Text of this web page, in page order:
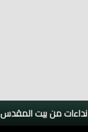
نداءات من بيت المقدس